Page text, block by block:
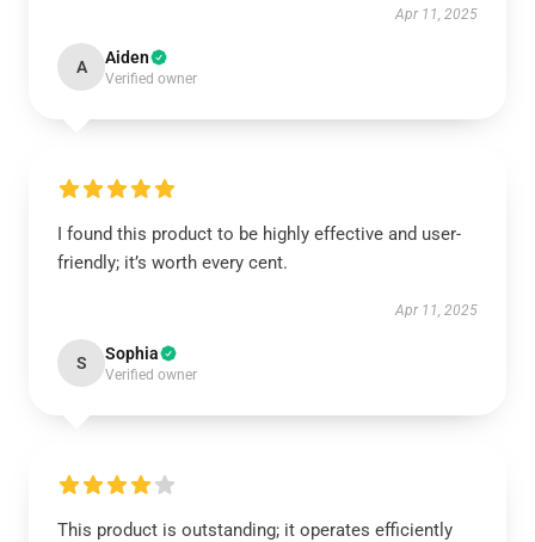
Apr 11, 2025
A Aiden
Verified owner
I found this product to be highly effective and user-
friendly; it’s worth every cent.
Apr 11, 2025
S Sophia
Verified owner
This product is outstanding; it operates efficiently